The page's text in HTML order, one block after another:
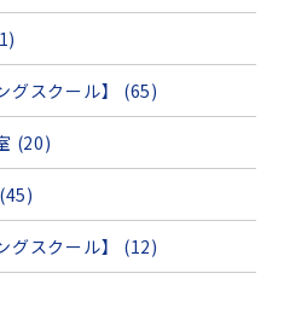
グスクール】 (65)
(20)
グスクール】 (12)